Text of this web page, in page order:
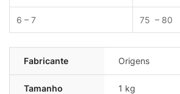
6 – 7 75 – 80
Fabricante Origens
Tamanho 1 kg